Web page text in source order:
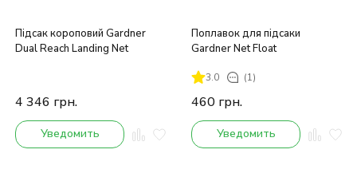
Підсак короповий Gardner
Dual Reach Landing Net
4 346 грн.
Уведомить
Поплавок для підсаки
Gardner Net Float
3.0 (1)
460 грн.
Уведомить